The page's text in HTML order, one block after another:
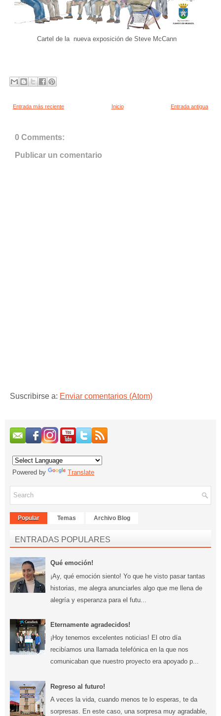
Cartel de la nueva exposición de Steve McCann
Entrada más reciente Entrada antigua
Inicio
0 Comments:
Publicar un comentario
Suscribirse a: Enviar comentarios (Atom)
Powered by Translate
Popular Temas Archivo Blog
ENTRADAS POPULARES
Qué emoción!
¡Ay, qué emoción siento! Yo que he visto pasar tantas
historias, me alegra anunciarles algo que me llena de
alegría y esperanza para el futu...
Eternamente agradecidos!
¡Hoy tenemos excelentes noticias! El otro día
recibíamos una llamada telefónica en la que nos
comunicaban que nuestro proyecto era apoyado p...
Regreso al futuro!
A veces la vida, cuando menos te lo esperas, te da
sorpresas. En este caso, una sorpresa muy agradable,